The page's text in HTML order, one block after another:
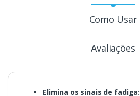
Como Usar
Avaliações
Elimina os sinais de fadiga: